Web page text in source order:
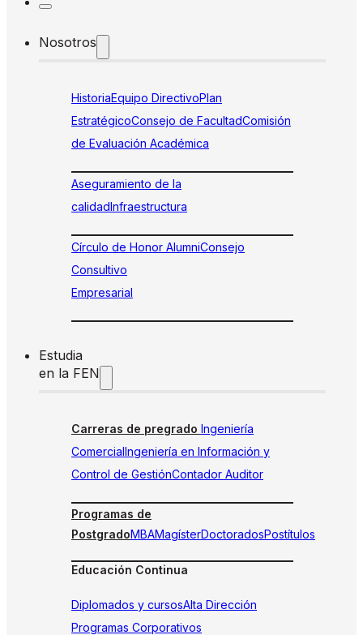
Nosotros
HistoriaEquipo DirectivoPlan
EstratégicoConsejo de FacultadComisión
de Evaluación Académica
Aseguramiento de la
calidadInfraestructura
Círculo de Honor AlumniConsejo
Consultivo
Empresarial
Estudia
en la FEN
Carreras de pregrado Ingeniería
ComercialIngeniería en Información y
Control de GestiónContador Auditor
Programas de
PostgradoMBAMagísterDoctoradosPostítulos
Educación Continua
Diplomados y cursosAlta Dirección
Programas Corporativos